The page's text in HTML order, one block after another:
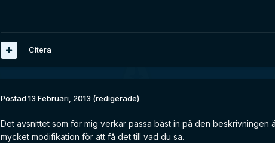
Citera
Postad13 Februari, 2013 (redigerade)
Det avsnittet som för mig verkar passa bäst in på den beskrivningen
mycket modifikation för att få det till vad du sa.